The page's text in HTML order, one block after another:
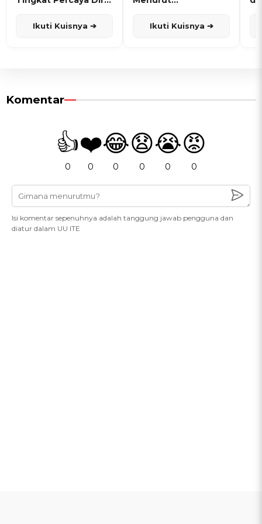
Ikuti Kuisnya ➔ Ikuti Kuisnya ➔
Komentar
👍
0
❤️
0
😂
0
😧
0
😭
0
😡
0
Isi komentar sepenuhnya adalah tanggung jawab pengguna dan
diatur dalam UU ITE